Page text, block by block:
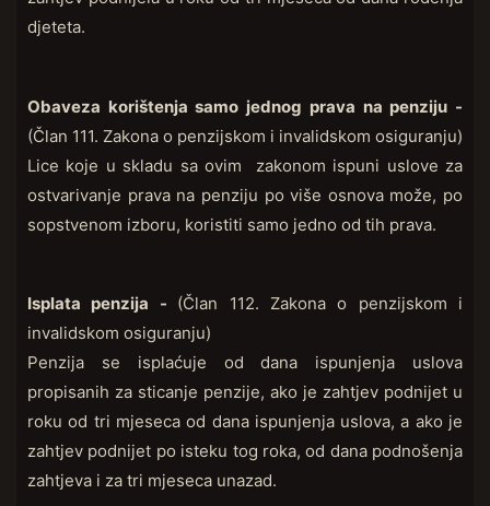
djeteta.
Obaveza korištenja samo jednog prava na penziju -
(Član 111. Zakona o penzijskom i invalidskom osiguranju)
Lice koje u skladu sa ovim zakonom ispuni uslove za
ostvarivanje prava na penziju po više osnova može, po
sopstvenom izboru, koristiti samo jedno od tih prava.
Isplata penzija - (Član 112. Zakona o penzijskom i
invalidskom osiguranju)
Penzija se isplaćuje od dana ispunjenja uslova
propisanih za sticanje penzije, ako je zahtjev podnijet u
roku od tri mjeseca od dana ispunjenja uslova, a ako je
zahtjev podnijet po isteku tog roka, od dana podnošenja
zahtjeva i za tri mjeseca unazad.